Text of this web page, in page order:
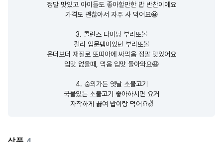
정말 맛있고 아이들도 좋아할만한 밥 반찬이에요
가격도 괜찮아서 자주 사 먹어요😀
3. 콜린스 다이닝 부리또볼
컬리 입문템이었던 부리또볼
온더보더 재질로 또띠아에 싸먹음 정말 맛있어요
입맛 없을때, 먹음 입맛 돌아와요😆
4. 숭의가든 옛날 소불고기
국물있는 소불고기 좋아하시면 요거
자작하게 끓여 밥이랑 먹어요✌️